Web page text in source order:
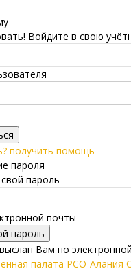
Войдите в свою
получить помощь
пароля
пароль
почты
Вам по